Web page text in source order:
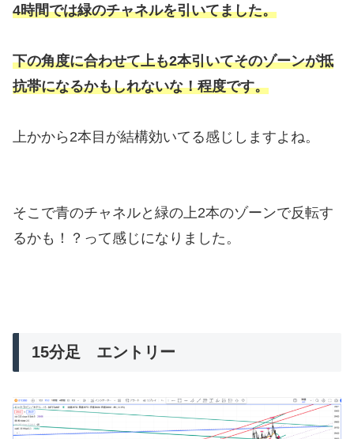
4時間では緑のチャネルを引いてました。
下の角度に合わせて上も2本引いてそのゾーンが抵
抗帯になるかもしれないな！程度です。
上かから2本目が結構効いてる感じしますよね。
そこで青のチャネルと緑の上2本のゾーンで反転す
るかも！？って感じになりました。
15分足 エントリー